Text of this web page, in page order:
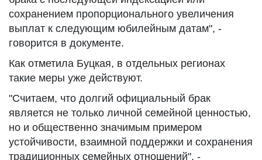
сохранением пропорционального увеличения
выплат к следующим юбилейным датам", -
говорится в документе.
Как отметила Буцкая, в отдельных регионах
такие меры уже действуют.
"Считаем, что долгий официальный брак
является не только личной семейной ценностью,
но и общественно значимым примером
устойчивости, взаимной поддержки и сохранения
традиционных семейных отношений", -